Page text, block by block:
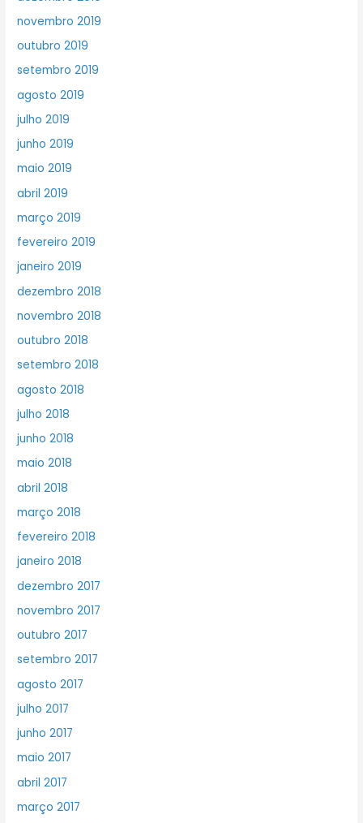
novembro 2019
outubro 2019
setembro 2019
agosto 2019
julho 2019
junho 2019
maio 2019
abril 2019
março 2019
fevereiro 2019
janeiro 2019
dezembro 2018
novembro 2018
outubro 2018
setembro 2018
agosto 2018
julho 2018
junho 2018
maio 2018
abril 2018
março 2018
fevereiro 2018
janeiro 2018
dezembro 2017
novembro 2017
outubro 2017
setembro 2017
agosto 2017
julho 2017
junho 2017
maio 2017
abril 2017
março 2017